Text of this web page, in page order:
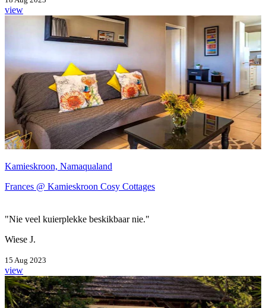
view
Kamieskroon, Namaqualand
Frances @ Kamieskroon Cosy Cottages
"Nie veel kuierplekke beskikbaar nie."
Wiese J.
15 Aug 2023
view